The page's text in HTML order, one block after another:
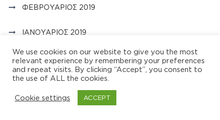
ΦΕΒΡΟΥΆΡΙΟΣ 2019
ΙΑΝΟΥΆΡΙΟΣ 2019
ΔΕΚΈΜΒΡΙΟΣ 2018
ΝΟΈΜΒΡΙΟΣ 2018
ΟΚΤΏΒΡΙΟΣ 2018
We use cookies on our website to give you the most
relevant experience by remembering your preferences
and repeat visits. By clicking “Accept”, you consent to
the use of ALL the cookies.
Cookie settings ACCEPT